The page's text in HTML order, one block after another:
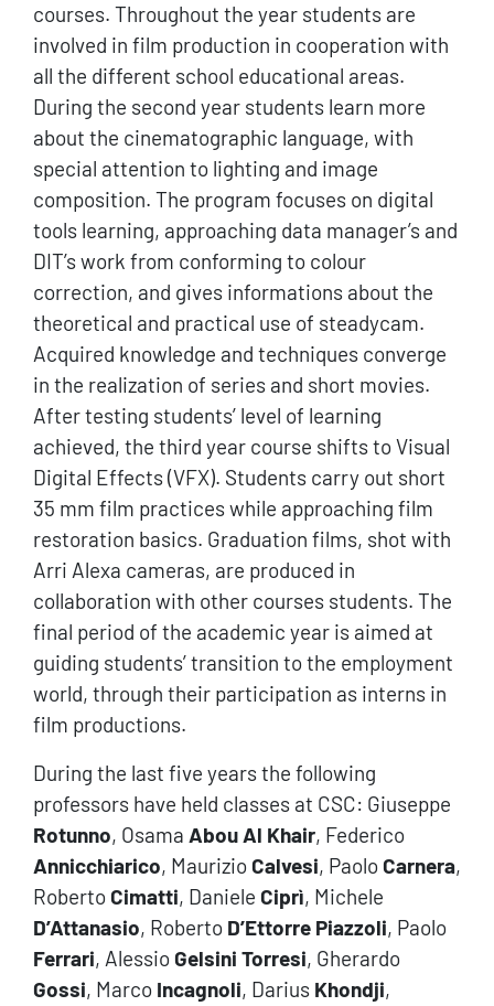
courses. Throughout the year students are
involved in film production in cooperation with
all the different school educational areas.
During the second year students learn more
about the cinematographic language, with
special attention to lighting and image
composition. The program focuses on digital
tools learning, approaching data manager’s and
DIT’s work from conforming to colour
correction, and gives informations about the
theoretical and practical use of steadycam.
Acquired knowledge and techniques converge
in the realization of series and short movies.
After testing students’ level of learning
achieved, the third year course shifts to Visual
Digital Effects (VFX). Students carry out short
35 mm film practices while approaching film
restoration basics. Graduation films, shot with
Arri Alexa cameras, are produced in
collaboration with other courses students. The
final period of the academic year is aimed at
guiding students’ transition to the employment
world, through their participation as interns in
film productions.
During the last five years the following
professors have held classes at CSC: Giuseppe
Rotunno, Osama Abou Al Khair, Federico
Annicchiarico, MaurizioCalvesi, PaoloCarnera,
RobertoCimatti, Daniele Ciprì, Michele
D’Attanasio, Roberto D’Ettorre Piazzoli, Paolo
Ferrari, AlessioGelsini Torresi, Gherardo
Gossi, Marco Incagnoli, Darius Khondji,